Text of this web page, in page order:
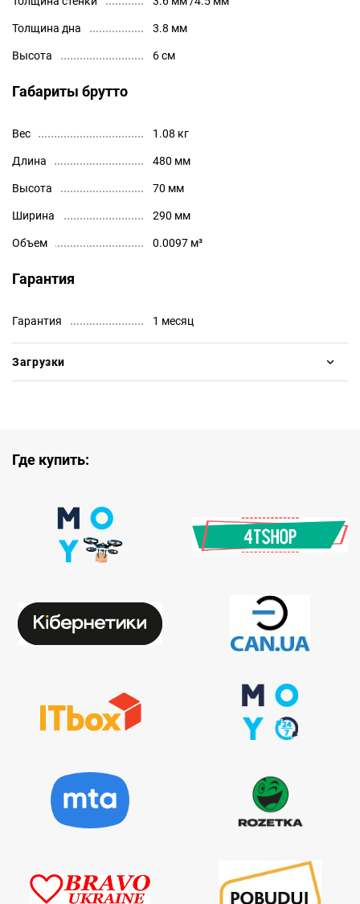
Толщина дна 3.8 мм
Высота 6 см
Габариты брутто
Вес 1.08 кг
Длина 480 мм
Высота 70 мм
Ширина 290 мм
Объем 0.0097 м³
Гарантия
Гарантия 1 месяц
Загрузки
Где купить: